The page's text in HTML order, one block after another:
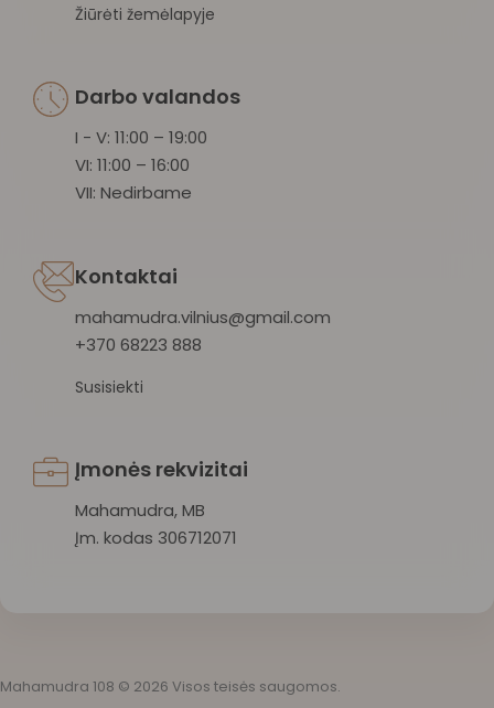
Žiūrėti žemėlapyje
Darbo valandos
I - V: 11:00 – 19:00
VI: 11:00 – 16:00
VII: Nedirbame
Kontaktai
mahamudra.vilnius@gmail.com
+370 68223 888
Susisiekti
Įmonės rekvizitai
Mahamudra, MB
Įm. kodas 306712071
Mahamudra 108 © 2026 Visos teisės saugomos.